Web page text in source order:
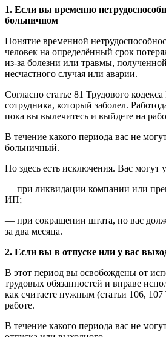
1. Если вы временно
больничном
Понятие временной
человек на определённый срок
из-за болезни или травмы, полученной
несчастного случая или аварии.
Согласно статье 81 Трудового
сотрудника, который заболел.
пока вы вылечитесь и выйдете на
В течение какого периода вас не
больничный.
Но здесь есть исключения. Вас могут
— при ликвидации компании или
ИП;
— при сокращении штата, но вас
за два месяца.
2. Если вы в отпуске или у вас
В этот период вы освобождены от
трудовых обязанностей и вправе
как считаете нужным (статьи 106,
работе.
В течение какого периода вас не